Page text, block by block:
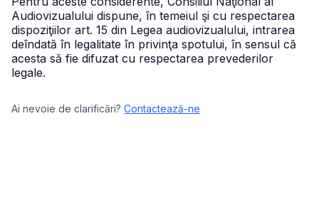
Audiovizualului dispune, în temeiul şi cu respectarea
dispoziţiilor art. 15 din Legea audiovizualului, intrarea
deîndată în legalitate în privinţa spotului, în sensul că
acesta să fie difuzat cu respectarea prevederilor
legale.
Ai nevoie de clarificări? Contactează-ne